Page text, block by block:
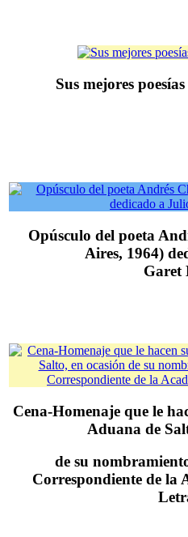
Sus mejores
Opúsculo del poeta
Aires, 1964)
Garet
Cena-Homenaje que le
Aduana de
de su
Correspondiente de la